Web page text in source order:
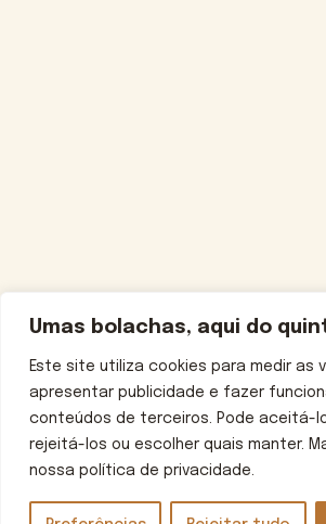
Umas bolachas, aqui do
Este site utiliza cookies para medir as
apresentar publicidade e fazer
conteúdos de terceiros. Pode aceitá-
rejeitá-los ou escolher quais manter.
nossa política de privacidade.